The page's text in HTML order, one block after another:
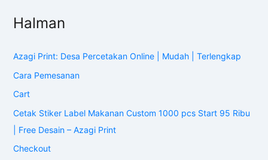
Halman
Azagi Print: Desa Percetakan Online | Mudah | Terlengkap
Cara Pemesanan
Cart
Cetak Stiker Label Makanan Custom 1000 pcs Start 95 Ribu
| Free Desain – Azagi Print
Checkout